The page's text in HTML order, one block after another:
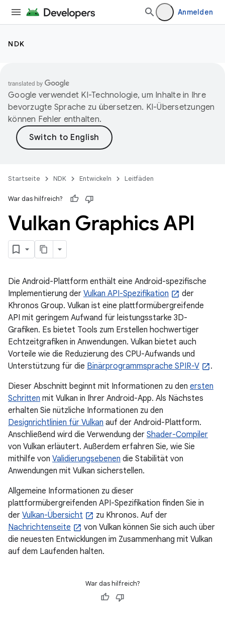
Anmelden
NDK
Google verwendet KI-Technologie, um Inhalte in Ihre
bevorzugte Sprache zu übersetzen. KI-Übersetzungen
können Fehler enthalten.
Startseite NDK Entwickeln Leitfäden
War das hilfreich?
Vulkan Graphics API
Die Android-Plattform enthält eine Android-spezifische
Implementierung der Vulkan API-Spezifikation
der
Khronos Group. Vulkan ist eine plattformübergreifende
API mit geringem Aufwand für leistungsstarke 3D-
Grafiken. Es bietet Tools zum Erstellen hochwertiger
Echtzeitgrafiken in Anwendungen. Vulkan bietet auch
Vorteile wie die Reduzierung des CPU-Aufwands und
Unterstützung für die Binärprogrammsprache SPIR-V
.
Dieser Abschnitt beginnt mit Informationen zu den ersten
Schritten mit Vulkan in Ihrer Android-App. Als Nächstes
erhalten Sie nützliche Informationen zu den
Designrichtlinien für Vulkan auf der Android-Plattform.
Anschließend wird die Verwendung der Shader-Compiler
von Vulkan erläutert. Außerdem erfahren Sie, wie Sie
mithilfe von Validierungsebenen die Stabilität von
Anwendungen mit Vulkan sicherstellen.
Allgemeine Informationen zu dieser
plattformübergreifenden API-Spezifikation finden Sie in
der Vulkan-Übersicht
zu Khronos. Auf der
Nachrichtenseite
von Vulkan können Sie sich auch über
die neuesten Entwicklungen im Zusammenhang mit Vulkan
auf dem Laufenden halten.
War das hilfreich?